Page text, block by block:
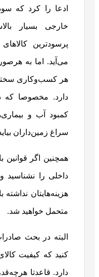
ادعا را کرد که
خارجی بسیار
پرسودترین
می‌آید. اما به
هر کسب‌وکاری
دارد. مخصوصا که
کمبود آب و
سراغ زمین‌داران
همچنین اگر قوانین
داخلی را نشناسید
هزینه‌هایتان
متحمل خواهید شد.
البته در بحث
کنید که کیفیت
دارد. قاعدتا